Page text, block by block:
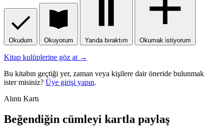
Okudum Okuyorum Yarıda bıraktım Okumak istiyorum
Kitap kulüplerine göz at →
Bu kitabın geçtiği yer, zaman veya kişilere dair öneride bulunmak
ister misiniz? Üye girişi yapın.
Alıntı Kartı
Beğendiğin cümleyi kartla paylaş